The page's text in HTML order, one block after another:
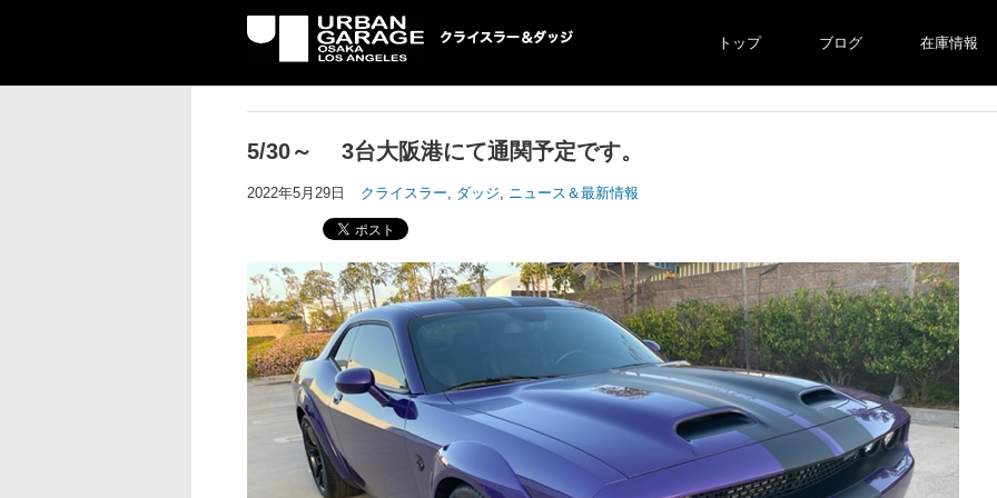
UG クライスラー＆ダ
ッジ専門店
トップ ブログ 在庫情報
5/30～ 3台大阪港にて通関予定です。
2022年5月29日 クライスラー, ダッジ, ニュース＆最新情報